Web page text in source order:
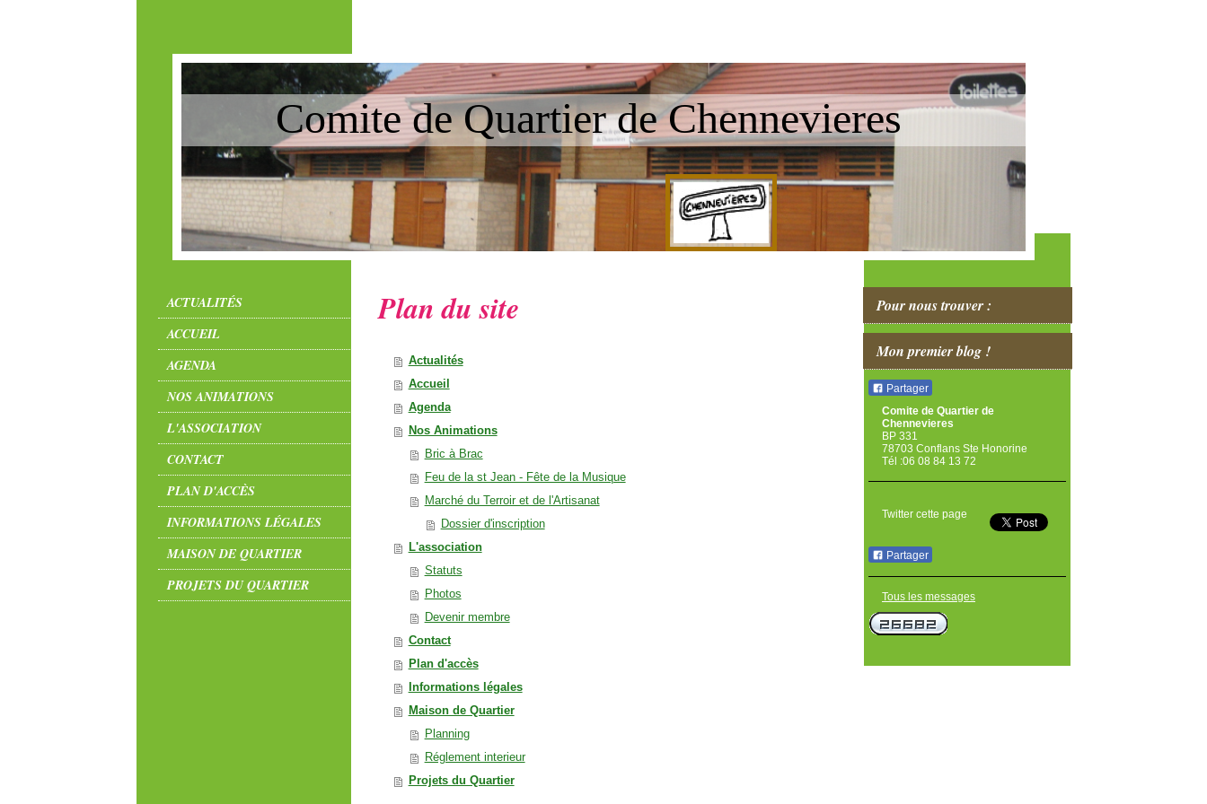
Comite de Quartier de Chennevieres
ACTUALITÉS
ACCUEIL
AGENDA
NOS ANIMATIONS
L'ASSOCIATION
CONTACT
PLAN D'ACCÈS
INFORMATIONS LÉGALES
MAISON DE QUARTIER
PROJETS DU QUARTIER
Plan du site
Actualités
Accueil
Agenda
Nos Animations
Bric à Brac
Feu de la st Jean - Fête de la Musique
Marché du Terroir et de l'Artisanat
Dossier d'inscription
L'association
Statuts
Photos
Devenir membre
Contact
Plan d'accès
Informations légales
Maison de Quartier
Planning
Réglement interieur
Projets du Quartier
Pour nous trouver :
Mon premier blog !
Partager
Comite de Quartier de
Chennevieres
BP 331
78703 Conflans Ste Honorine
Tél :06 08 84 13 72
Twitter cette page
Partager
Tous les messages